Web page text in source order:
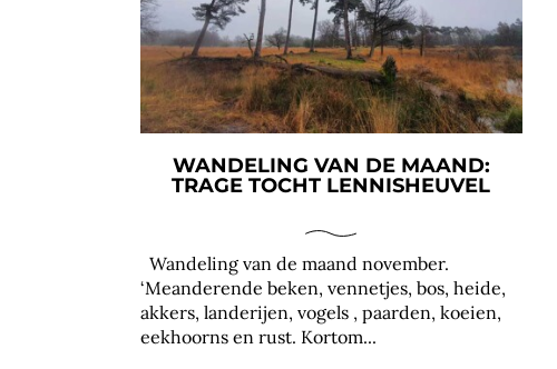
WANDELING VAN DE MAAND:
TRAGE TOCHT LENNISHEUVEL
Wandeling van de maand november.
‘Meanderende beken, vennetjes, bos, heide,
akkers, landerijen, vogels , paarden, koeien,
eekhoorns en rust. Kortom...